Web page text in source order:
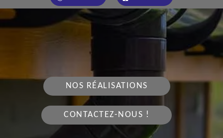
NOS RÉALISATIONS
CONTACTEZ-NOUS !